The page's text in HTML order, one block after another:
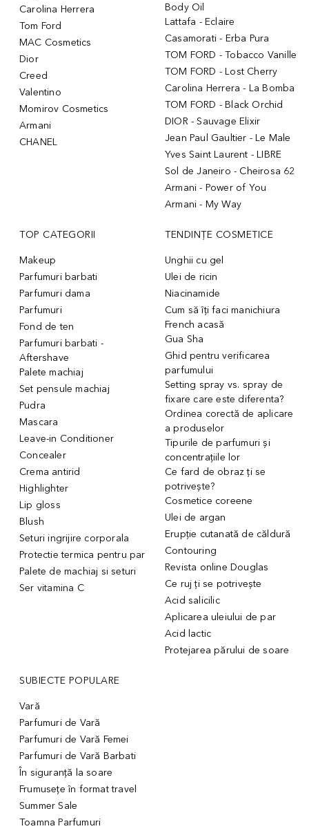
Carolina Herrera
Tom Ford
MAC Cosmetics
Dior
Creed
Valentino
Momirov Cosmetics
Armani
CHANEL
Body Oil
Lattafa - Eclaire
Casamorati - Erba Pura
TOM FORD - Tobacco Vanille
TOM FORD - Lost Cherry
Carolina Herrera - La Bomba
TOM FORD - Black Orchid
DIOR - Sauvage Elixir
Jean Paul Gaultier - Le Male
Yves Saint Laurent - LIBRE
Sol de Janeiro - Cheirosa 62
Armani - Power of You
Armani - My Way
TOP CATEGORII
Makeup
Parfumuri barbati
Parfumuri dama
Parfumuri
Fond de ten
Parfumuri barbati -
Aftershave
Palete machiaj
Set pensule machiaj
Pudra
Mascara
Leave-in Conditioner
Concealer
Crema antirid
Highlighter
Lip gloss
Blush
Seturi ingrijire corporala
Protectie termica pentru par
Palete de machiaj si seturi
Ser vitamina C
TENDINȚE COSMETICE
Unghii cu gel
Ulei de ricin
Niacinamide
Cum să îți faci manichiura
French acasă
Gua Sha
Ghid pentru verificarea
parfumului
Setting spray vs. spray de
fixare care este diferenta?
Ordinea corectă de aplicare
a produselor
Tipurile de parfumuri și
concentrațiile lor
Ce fard de obraz ți se
potrivește?
Cosmetice coreene
Ulei de argan
Erupție cutanată de căldură
Contouring
Revista online Douglas
Ce ruj ți se potrivește
Acid salicilic
Aplicarea uleiului de par
Acid lactic
Protejarea părului de soare
SUBIECTE POPULARE
Vară
Parfumuri de Vară
Parfumuri de Vară Femei
Parfumuri de Vară Barbati
În siguranță la soare
Frumusețe în format travel
Summer Sale
Toamna Parfumuri